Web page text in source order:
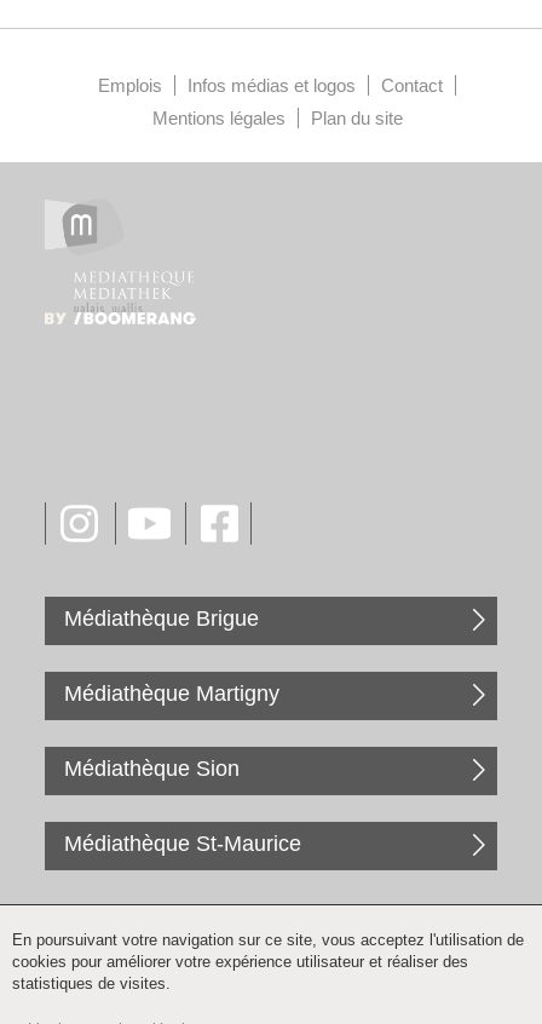
Emplois Infos médias et logos
Contact
Mentions légales
Plan du site
Médiathèque Brigue
Médiathèque Martigny
Médiathèque Sion
Médiathèque St-Maurice
En poursuivant votre navigation sur ce site, vous acceptez l'utilisation de
cookies pour améliorer votre expérience utilisateur et réaliser des
statistiques de visites.